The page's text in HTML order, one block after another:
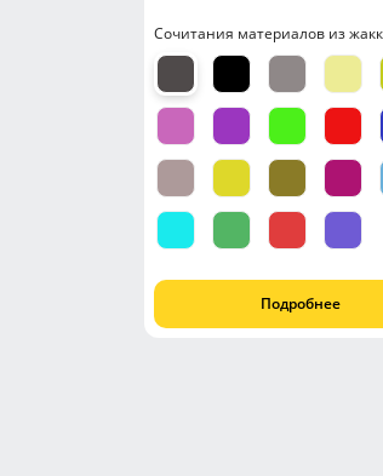
Сочитания материалов из
Подробнее